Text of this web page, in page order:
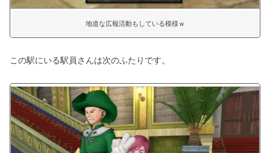
地道な広報活動もしている模様ｗ
この駅にいる駅員さんは次のふたりです。